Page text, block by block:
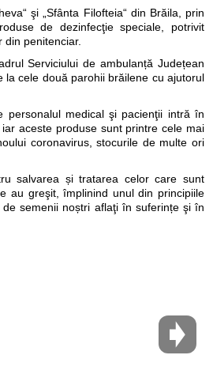
şi „Sfânta Filofteia“ din Brăila, prin
de dezinfecţie speciale, potrivit
din penitenciar.
Serviciului de ambulanță Județean
la cele două parohii brăilene cu ajutorul
personalul medical şi pacienţii intră în
aceste produse sunt printre cele mai
coronavirus, stocurile de multe ori
salvarea și tratarea celor care sunt
au greşit, împlinind unul din principiile
semenii noștri aflaţi în suferințe şi în